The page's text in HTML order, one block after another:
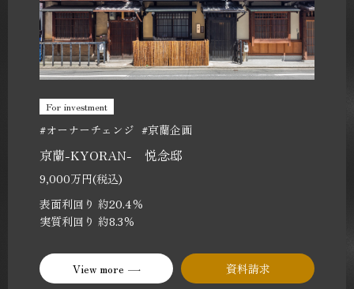
For investment
#オーナーチェンジ #京蘭企画
京蘭-KYORAN- 悦念邸
9,000万円(税込)
表面利回り 約20.4％
実質利回り 約8.3％
View more 資料請求